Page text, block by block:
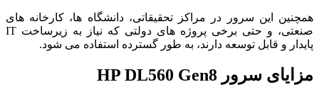
همچنین این سرور در مراکز تحقیقاتی، دانشگاه ها، کارخانه های
صنعتی، و حتی برخی پروژه های دولتی که نیاز به زیرساخت IT
پایدار و قابل توسعه دارند، به طور گسترده استفاده می شود.
مزایای سرور HP DL560 Gen8